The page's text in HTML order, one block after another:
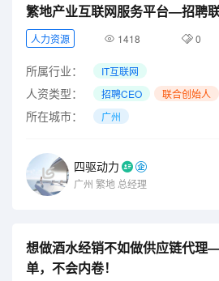
繁地产业互联网服务平台—招聘
人力资源 1418 0
所属行业： IT互联网
人资类型： 招聘CEO 联合创始人
所在城市： 广州
四驱动力
广州 繁地 总经理
想做酒水经销不如做供应链代理
单，不会内卷！